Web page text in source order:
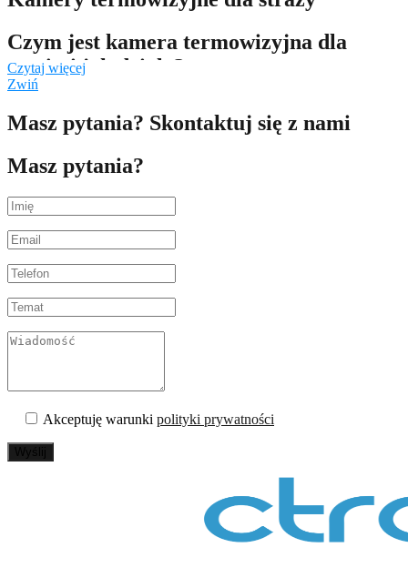
Czym jest kamera termowizyjna dla
straży i jak działa?
podczerwonego emitowanego przez obiekty. Każde ciało o
temperaturze wyższej od zera absolutnego emituje promieniowanie
przekształcają to promieniowanie na obraz widoczny na ekranie,
strażacy mogą widzieć przez dym, ciemność i inne przeszkody.
czas i precyzja są kluczowe.
Zastosowania kamery termowizyjnej w pracy straży
Kamery termowizyjne znajdują szerokie zastosowanie w pracy
wykrywanie ukrytych ognisk pożaru, które mogą pozostać
niewidoczne gołym okiem. Kamery te są także używane do
poszukiwania osób w zadymionych lub ciemnych pomieszczeniach.
Ponadto, termowizja pomaga w ocenie stanu konstrukcji po
pożarze, co jest niezbędne do oceny bezpieczeństwa budynku.
Dzięki tym narzędziom strażacy mogą skuteczniej i bezpieczniej
Kamera termowizyjna ułatwia monitorowanie
Czytaj więcej
Zwiń
Masz pytania? Skontaktuj się z nami
Masz pytania?
Akceptuję warunki polityki prywatności
Wyślij